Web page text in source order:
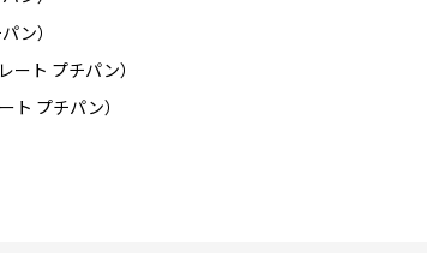
ン）
ト プチパン）
ト プチパン）